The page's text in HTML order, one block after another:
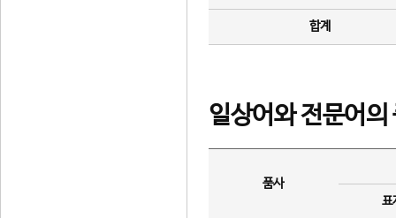
합계
일상어와 전문어의
품사
표